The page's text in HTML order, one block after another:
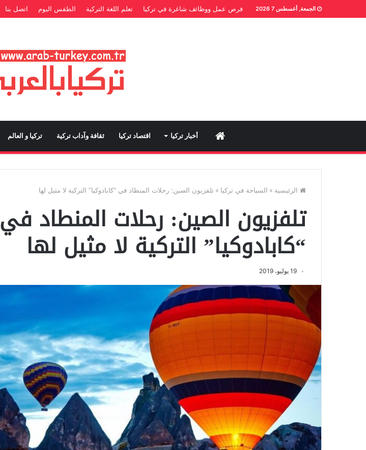
الجمعة, أغسطس 7 2026 فرص عمل ووظائف شاغرة في تركيا تعلم اللغة التركية الطقس اليوم اتصل بنا
Home أخبار تركيا اقتصاد تركيا ثقافة وآداب تركية تركيا و العالم
الرئيسية » السياحة في تركيا » تلفزيون الصين: رحلات المنطاد في “كابادوكيا” التركية لا مثيل لها
تلفزيون الصين: رحلات المنطاد في
“كابادوكيا” التركية لا مثيل لها
19 يوليو، 2019